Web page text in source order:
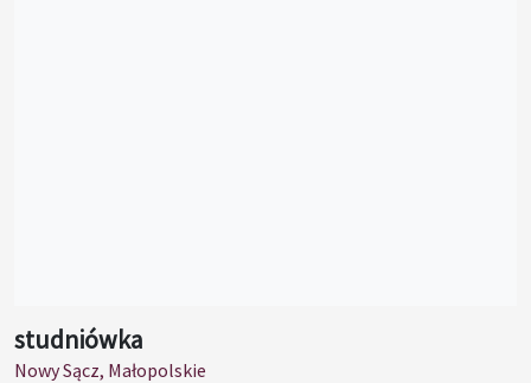
studniówka
Nowy Sącz, Małopolskie